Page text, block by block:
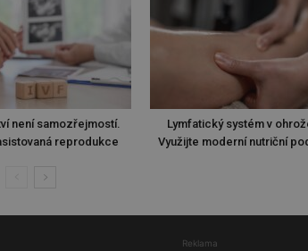
není samozřejmostí.
reprodukce
Lymfatický systém v
Využijte moderní nutriční
Reklama